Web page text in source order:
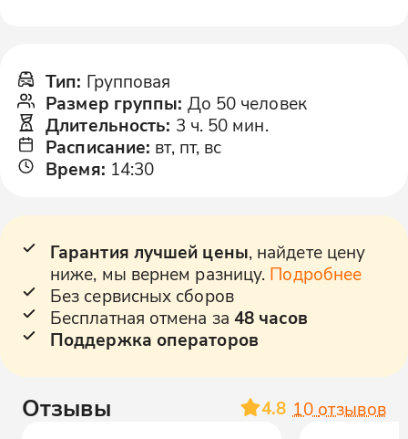
Тип: Групповая
Размер группы: До 50 человек
Длительность: 3 ч. 50 мин.
Расписание: вт, пт, вс
Время: 14:30
Гарантия лучшей цены, найдете цену
ниже, мы вернем разницу. Подробнее
Без сервисных сборов
Бесплатная отмена за 48 часов
Поддержка операторов
Отзывы 4.8 10 отзывов